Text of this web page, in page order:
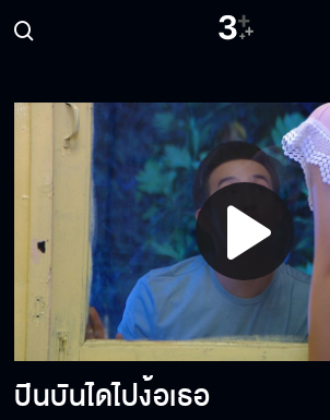
Play
Video
ปีนบันไดไปง้อเธอ
มันคือความเจ็บที่ควรได้รับ
แบ่งครึ่งกันไหม?
ไอ้คนเห็นแก่ตัว!!!
ด่าแบบธรรมะ